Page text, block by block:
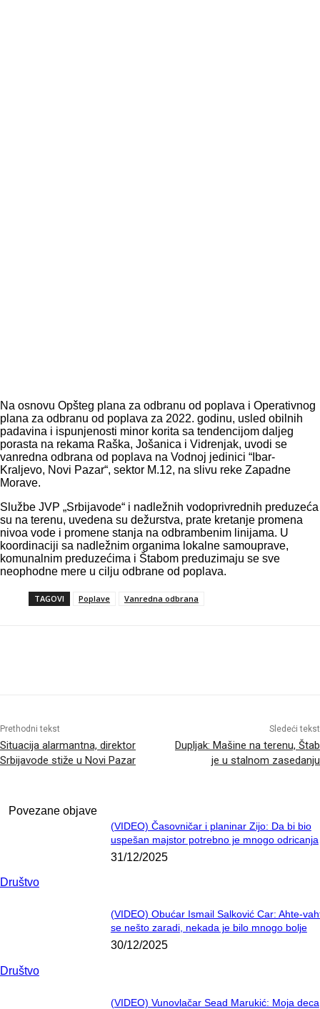
Na osnovu Opšteg plana za odbranu od poplava i Operativnog
plana za odbranu od poplava za 2022. godinu, usled obilnih
padavina i ispunjenosti minor korita sa tendencijom daljeg
porasta na rekama Raška, Jošanica i Vidrenjak, uvodi se
vanredna odbrana od poplava na Vodnoj jedinici “Ibar-
Kraljevo, Novi Pazar“, sektor M.12, na slivu reke Zapadne
Morave.
Službe JVP „Srbijavode“ i nadležnih vodoprivrednih preduzeća
su na terenu, uvedena su dežurstva, prate kretanje promena
nivoa vode i promene stanja na odbrambenim linijama. U
koordinaciji sa nadležnim organima lokalne samouprave,
komunalnim preduzećima i Štabom preduzimaju se sve
neophodne mere u cilju odbrane od poplava.
TAGOVI Poplave Vanredna odbrana
Prethodni tekst
Situacija alarmantna, direktor
Srbijavode stiže u Novi Pazar
Sledeći tekst
Dupljak: Mašine na terenu, Štab
je u stalnom zasedanju
Povezane objave
Društvo
(VIDEO) Časovničar i planinar Zijo: Da bi bio
uspešan majstor potrebno je mnogo odricanja
31/12/2025
Društvo
(VIDEO) Obućar Ismail Salković Car: Ahte-
se nešto zaradi, nekada je bilo mnogo bolje
30/12/2025
(VIDEO) Vunovlačar Sead Marukić: Moja deca